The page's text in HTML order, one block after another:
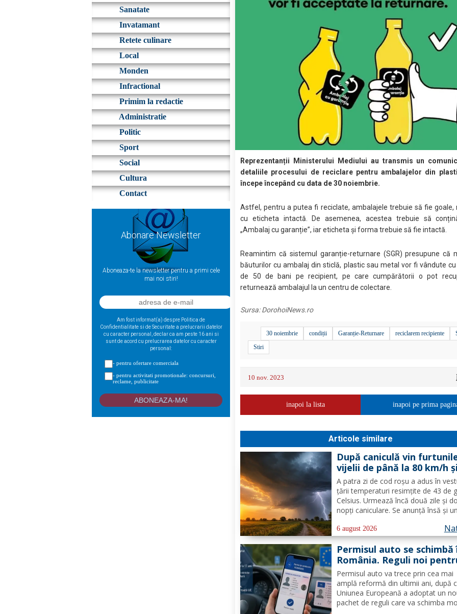
Sanatate
Invatamant
Retete culinare
Local
Monden
Infractional
Primim la redactie
Administratie
Politic
Sport
Social
Cultura
Contact
Abonare Newsletter
Aboneaza-te la newsletter pentru a primi cele
mai noi stiri!
Am fost informat(a) despre Politica de
Confidentialitate si de Securitate a prelucrarii datelor
cu caracter personal, declar ca am peste 16 ani si
sunt de acord cu prelucrarea datelor cu caracter
personal:
- pentru ofertare comerciala
- pentru activitati promotionale: concursuri,
reclame, publicitate
Reprezentanții Ministerului Mediului au transmis un
detaliile procesului de reciclare pentru ambalajelor din
începe începând cu data de 30 noiembrie.
Astfel, pentru a putea fi reciclate, ambalajele trebuie să fie goale,
cu eticheta intactă. De asemenea, acestea trebuie să
„Ambalaj cu garanție”, iar eticheta și forma trebuie să fie intactă.
Reamintim că sistemul garanție-returnare (SGR) presupune că
băuturilor cu ambalaj din sticlă, plastic sau metal vor fi vândute
de 50 de bani pe recipient, pe care cumpărătorii o pot
returnează ambalajul la un centru de colectare.
Sursa:DorohoiNews.ro
30 noiembrie condiții Garanție-Returnare reciclarem recipiente
Stiri
10 nov. 2023
inapoi la lista inapoi pe prima
Articole similare
După caniculă vin
vijelii de până la 80 km/h și
ploi puternice în mai
zone
A patra zi de cod roşu a adus în
ţării temperaturi resimţite de 43 de
Celsius. Urmează încă două zile şi
nopţi caniculare. Se anunţă însă şi un
extreme vor fi în vigoare în acelaşi
mare parte din ţară: un cod de
unul de...
6 august 2026
Permisul auto se schimbă
România. Reguli noi
milioane de conducători
Permisul auto va trece prin cea mai
amplă reformă din ultimii ani, după
Uniunea Europeană a adoptat un
pachet de reguli care va schimba